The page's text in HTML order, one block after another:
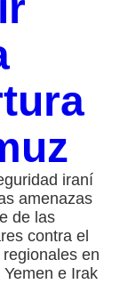
iraní
amenazas
de las
contra el
en
e Irak